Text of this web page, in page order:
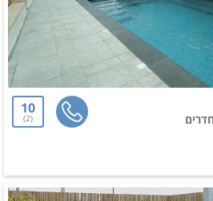
10
2